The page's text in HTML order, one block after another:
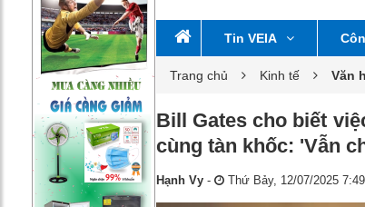
Tin VEIA
Trang chủ Kinh tế Văn
Bill Gates cho biết
cùng tàn khốc: 'Vẫn
Hạnh Vy - Thứ Bảy, 12/07/2025